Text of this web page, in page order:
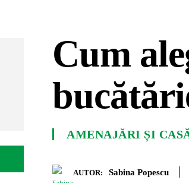
Cum
AMENAJĂRI ȘI
AUTOR: Sabina Popescu